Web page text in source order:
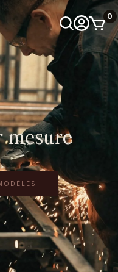
0
mesure